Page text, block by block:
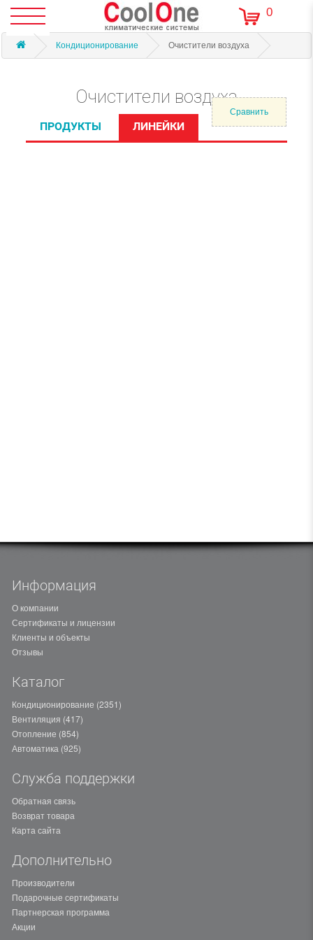
0
Кондиционирование Очистители воздуха
Сравнить
Очистители воздуха
ПРОДУКТЫ ЛИНЕЙКИ
Информация
О компании
Сертификаты и лицензии
Клиенты и объекты
Отзывы
Каталог
Кондиционирование (2351)
Вентиляция (417)
Отопление (854)
Автоматика (925)
Служба поддержки
Обратная связь
Возврат товара
Карта сайта
Дополнительно
Производители
Подарочные сертификаты
Партнерская программа
Акции